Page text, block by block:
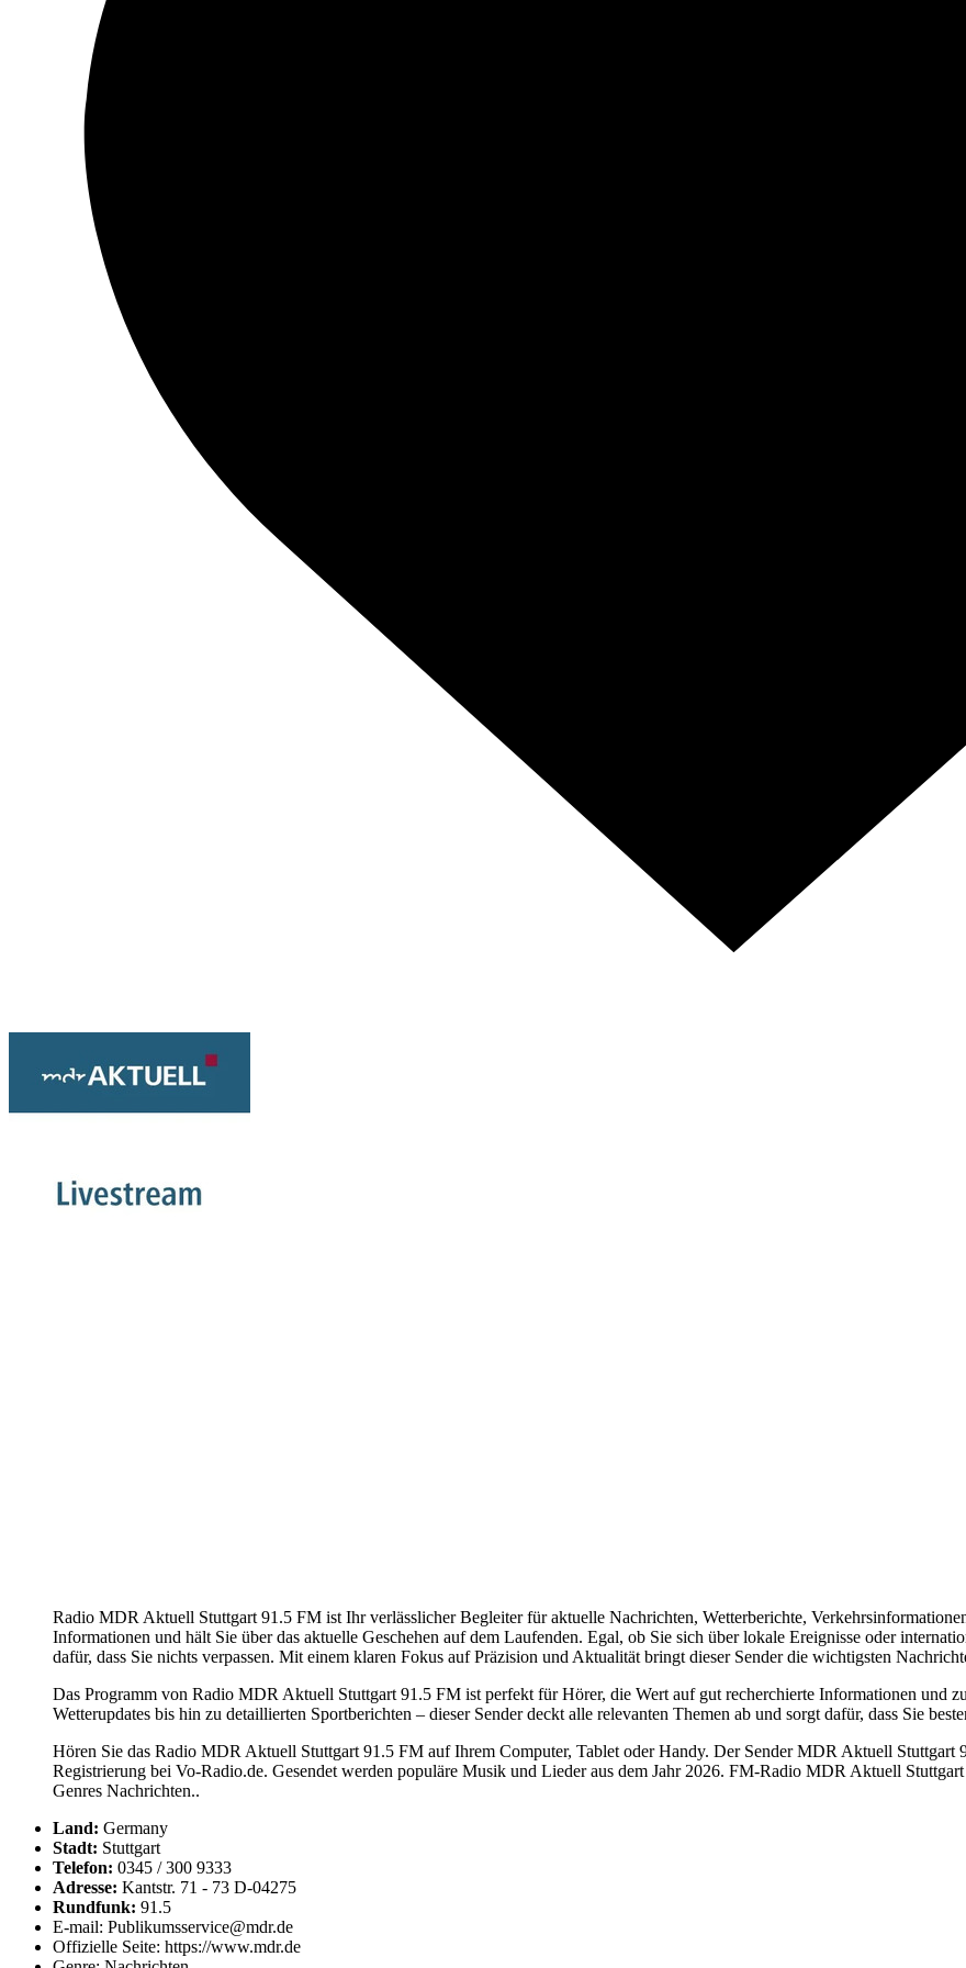
Radio MDR Aktuell Stuttgart 91.5 FM ist Ihr verlässlicher Begleiter für aktuelle Nachrichten, Wetterberichte,
Informationen und hält Sie über das aktuelle Geschehen auf dem Laufenden. Egal, ob Sie sich über lokale Ereignisse oder
dafür, dass Sie nichts verpassen. Mit einem klaren Fokus auf Präzision und Aktualität bringt dieser Sender die wichtigsten
Das Programm von Radio MDR Aktuell Stuttgart 91.5 FM ist perfekt für Hörer, die Wert auf gut recherchierte Informationen und
Wetterupdates bis hin zu detaillierten Sportberichten – dieser Sender deckt alle relevanten Themen ab und sorgt dafür, dass Sie
Hören Sie das Radio MDR Aktuell Stuttgart 91.5 FM auf Ihrem Computer, Tablet oder Handy. Der Sender MDR Aktuell Stuttgart
Registrierung bei Vo-Radio.de. Gesendet werden populäre Musik und Lieder aus dem Jahr 2026. FM-Radio MDR Aktuell
Genres Nachrichten..
Land: Germany
Stadt: Stuttgart
Telefon: 0345 / 300 9333
Adresse: Kantstr. 71 - 73 D-04275
Rundfunk: 91.5
E-mail: Publikumsservice@mdr.de
Offizielle Seite: https://www.mdr.de